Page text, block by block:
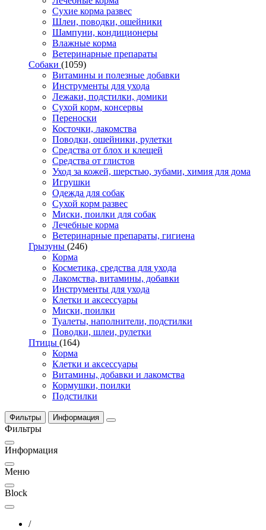
Сухие корма развес
Шлеи, поводки, ошейники
Шампуни, кондиционеры
Влажные корма
Ветеринарные препараты
Собаки (1059)
Витамины и полезные добавки
Инструменты для ухода
Лежаки, подстилки, домики
Сухой корм, консервы
Переноски
Косточки, лакомства
Поводки, ошейники, рулетки
Средства от блох и клещей
Средства от глистов
Уход за кожей, шерстью, зубами, химия для дома
Игрушки
Одежда для собак
Сухой корм развес
Миски, поилки для собак
Лечебные корма
Ветеринарные препараты, гигиена
Грызуны (246)
Корма
Косметика, средства для ухода
Лакомства, витамины, добавки
Инструменты для ухода
Клетки и аксессуары
Миски, поилки
Туалеты, наполнители, подстилки
Поводки, шлеи, рулетки
Птицы (164)
Корма
Клетки и аксессуары
Витамины, добавки и лакомства
Кормушки, поилки
Подстилки
Фильтры Информация
Фильтры
Информация
Меню
Block
/